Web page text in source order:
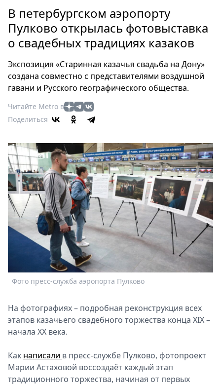
Россия
Мир
Здоровье
Туризм
Мода
Театр
Кино
Афиша
Выставки
Пресс-
релизы
О
Metro
Стримы
Спецпроекты
Звезды
Выборы
2026
Скачай
В петербургском аэропорту
Пулково открылась фотовыставка
о свадебных традициях казаков
Экспозиция «Старинная казачья свадьба на Дону»
создана совместно с представителями воздушной
гавани и Русского географического общества.
Читайте Metro в
Поделиться
Фото пресс-служба аэропорта Пулково
На фотографиях – подробная реконструкция всех
этапов казачьего свадебного торжества конца XIX –
начала XX века.
Как написали в пресс-службе Пулково, фотопроект
Марии Астаховой воссоздаёт каждый этап
традиционного торжества, начиная от первых